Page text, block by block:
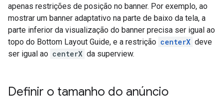
apenas restrições de posição no banner. Por exemplo, ao
mostrar um banner adaptativo na parte de baixo da tela, a
parte inferior da visualização do banner precisa ser igual ao
topo do Bottom Layout Guide, e a restrição centerX deve
ser igual ao centerX da superview.
Definir o tamanho do anúncio